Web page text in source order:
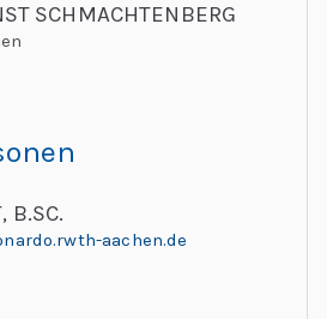
C
n
e
SCHMACHTENBERG
B.SC.
aachen.de